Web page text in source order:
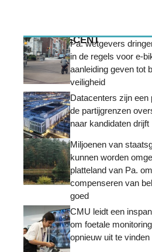
MEEST RECENT
Pa. wetgevers
in de regels voor e-
aanleiding geven tot
veiligheid
Datacenters zijn een
de partijgrenzen
naar kandidaten drijft
Miljoenen van
kunnen worden
platteland van Pa.
compenseren van
goed
CMU leidt een
om foetale
opnieuw uit te vinden